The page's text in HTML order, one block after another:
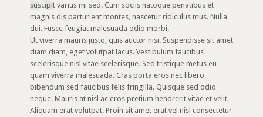
suscipit varius mi sed. Cum sociis natoque penatibus et
magnis dis parturient montes, nascetur ridiculus mus. Nulla
dui. Fusce feugiat malesuada odio morbi.
Ut viverra mauris justo, quis auctor nisi. Suspendisse sit amet
diam diam, eget volutpat lacus. Vestibulum faucibus
scelerisque nisl vitae scelerisque. Sed tristique metus eu
quam viverra malesuada. Cras porta eros nec libero
bibendum sed faucibus felis fringilla. Quisque sed odio
neque. Mauris at nisl ac eros pretium hendrerit vitae et velit.
Aliquam erat volutpat. Proin sit amet erat vel nisl consectetur